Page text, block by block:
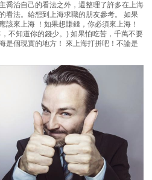
喬治自己的看法之外，還整理了許多在上海
看法。給想到上海求職的朋友參考。 如果
該來上海 ！如果想賺錢，你必須來上海！
不知道你的錢少。) 如果怕吃苦，千萬不要
是個現實的地方！ 來上海打拼吧！不論是